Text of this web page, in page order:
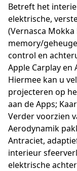
Betreft het
elektrische,
(Vernasca
memory/
control en
Apple Carplay en
Hiermee kan u
projecteren op
aan de Apps;
Verder voorzien
Aerodynamik
Antraciet,
interieur
elektrische